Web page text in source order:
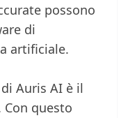
possono
di
artificiale.
Auris AI è il
questo